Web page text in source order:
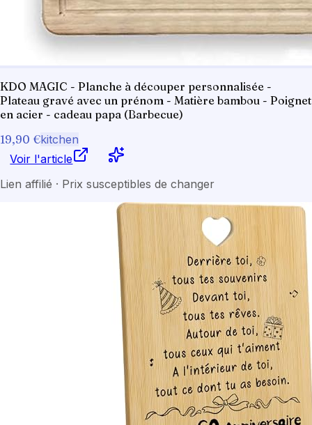
KDO MAGIC - Planche à découper personnalisée -
Plateau gravé avec un prénom - Matière bambou - Poignet
en acier - cadeau papa (Barbecue)
19,90 €kitchen
Voir l'article
Lien affilié · Prix susceptibles de changer